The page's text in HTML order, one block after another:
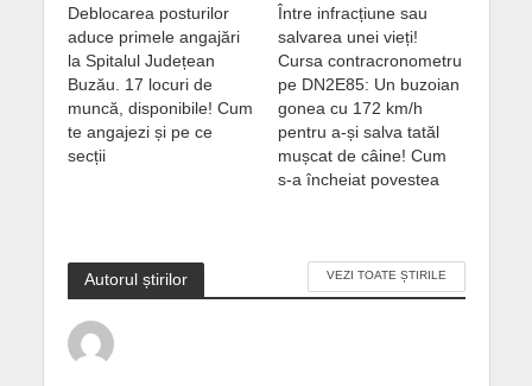
Deblocarea posturilor
aduce primele angajări
la Spitalul Județean
Buzău. 17 locuri de
muncă, disponibile! Cum
te angajezi și pe ce
secții
Între infracțiune sau
salvarea unei vieți!
Cursa contracronometru
pe DN2E85: Un buzoian
gonea cu 172 km/h
pentru a-și salva tatăl
mușcat de câine! Cum
s-a încheiat povestea
Autorul știrilor VEZI TOATE ȘTIRILE